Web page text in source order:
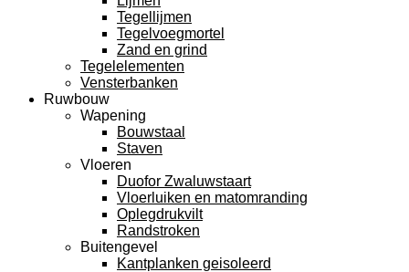
Tegellijmen
Tegelvoegmortel
Zand en grind
Tegelelementen
Vensterbanken
Ruwbouw
Wapening
Bouwstaal
Staven
Vloeren
Duofor Zwaluwstaart
Vloerluiken en matomranding
Oplegdrukvilt
Randstroken
Buitengevel
Kantplanken geisoleerd